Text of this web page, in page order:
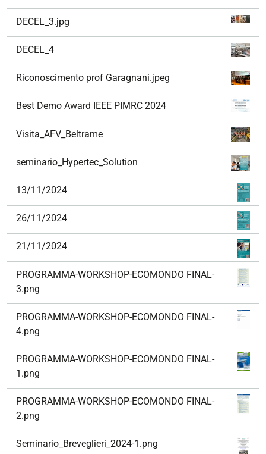
DECEL_3.jpg
DECEL_4
Riconoscimento prof Garagnani.jpeg
Best Demo Award IEEE PIMRC 2024
Visita_AFV_Beltrame
seminario_Hypertec_Solution
13/11/2024
26/11/2024
21/11/2024
PROGRAMMA-WORKSHOP-ECOMONDO FINAL-
3.png
PROGRAMMA-WORKSHOP-ECOMONDO FINAL-
4.png
PROGRAMMA-WORKSHOP-ECOMONDO FINAL-
1.png
PROGRAMMA-WORKSHOP-ECOMONDO FINAL-
2.png
Seminario_Breveglieri_2024-1.png